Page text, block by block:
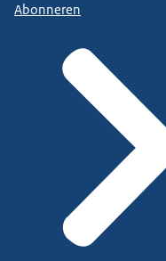
Abonneren